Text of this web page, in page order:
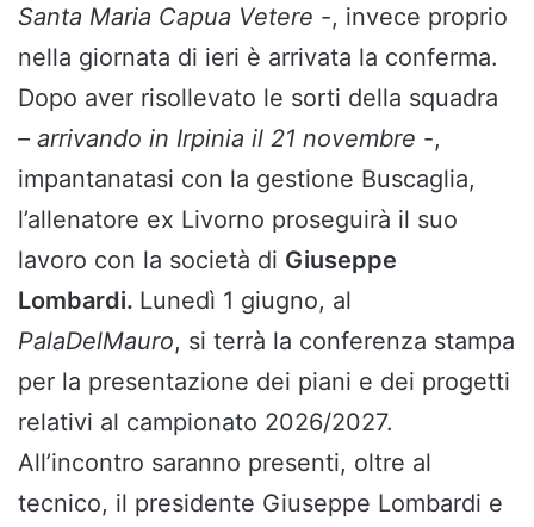
Santa Maria Capua Vetere -, invece proprio
nella giornata di ieri è arrivata la conferma.
Dopo aver risollevato le sorti della squadra
– arrivando in Irpinia il 21 novembre -,
impantanatasi con la gestione Buscaglia,
l’allenatore ex Livorno proseguirà il suo
lavoro con la società di Giuseppe
Lombardi. Lunedì 1 giugno, al
PalaDelMauro, si terrà la conferenza stampa
per la presentazione dei piani e dei progetti
relativi al campionato 2026/2027.
All’incontro saranno presenti, oltre al
tecnico, il presidente Giuseppe Lombardi e